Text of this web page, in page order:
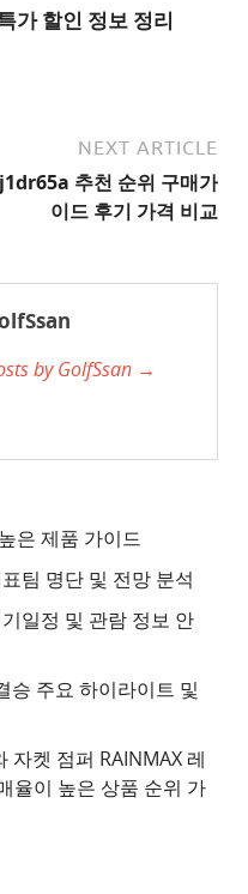
가 할인 정보 정리
NEXT ARTICLE
추천 순위 구매가
이드 후기 가격 비교
by GolfSsan →
은 제품 가이드
팀 명단 및 전망 분석
일정 및 관람 정보 안
승 주요 하이라이트 및
자켓 점퍼 RAINMAX 레
율이 높은 상품 순위 가